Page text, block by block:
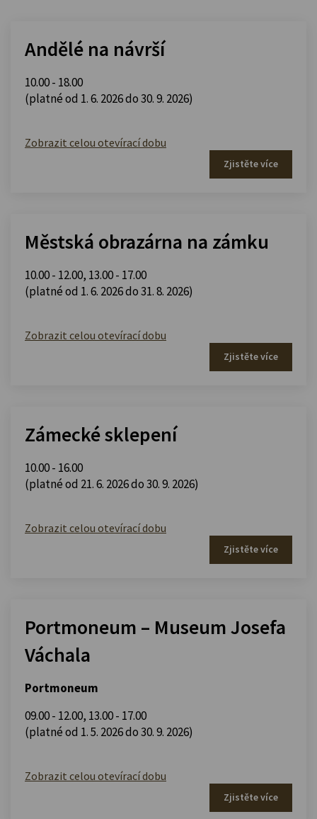
Andělé na návrší
10.00 - 18.00
(platné od 1. 6. 2026 do 30. 9. 2026)
Zobrazit celou otevírací dobu
Zjistěte více
Městská obrazárna na zámku
10.00 - 12.00, 13.00 - 17.00
(platné od 1. 6. 2026 do 31. 8. 2026)
Zobrazit celou otevírací dobu
Zjistěte více
Zámecké sklepení
10.00 - 16.00
(platné od 21. 6. 2026 do 30. 9. 2026)
Zobrazit celou otevírací dobu
Zjistěte více
Portmoneum – Museum Josefa
Váchala
Portmoneum
09.00 - 12.00, 13.00 - 17.00
(platné od 1. 5. 2026 do 30. 9. 2026)
Zobrazit celou otevírací dobu
Zjistěte více